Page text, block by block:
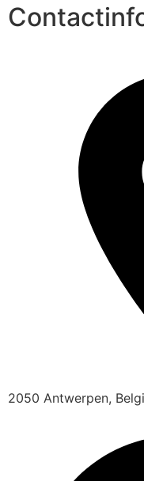
2050 Antwerpen,